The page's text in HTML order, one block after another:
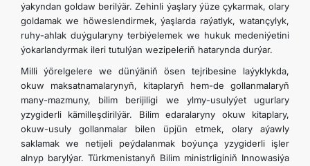
ýakyndan goldaw berilýär. Zehinli ýaşlary ýüze çykarmak, olary
goldamak we höweslendirmek, ýaşlarda raýatlyk, watançylyk,
ruhy-ahlak duýgularyny terbiýelemek we hukuk medeniýetini
ýokarlandyrmak ileri tutulýan wezipeleriň hatarynda durýar.
Milli ýörelgelere we dünýäniň ösen tejribesine laýyklykda,
okuw maksatnamalarynyň, kitaplaryň hem-de gollanmalaryň
many-mazmuny, bilim berijiligi we ylmy-usulyýet ugurlary
yzygiderli kämilleşdirilýär. Bilim edaralaryny okuw kitaplary,
okuw-usuly gollanmalar bilen üpjün etmek, olary aýawly
saklamak we netijeli peýdalanmak boýunça yzygiderli işler
alnyp barylýar. Türkmenistanyň Bilim ministrliginiň Innowasiýa